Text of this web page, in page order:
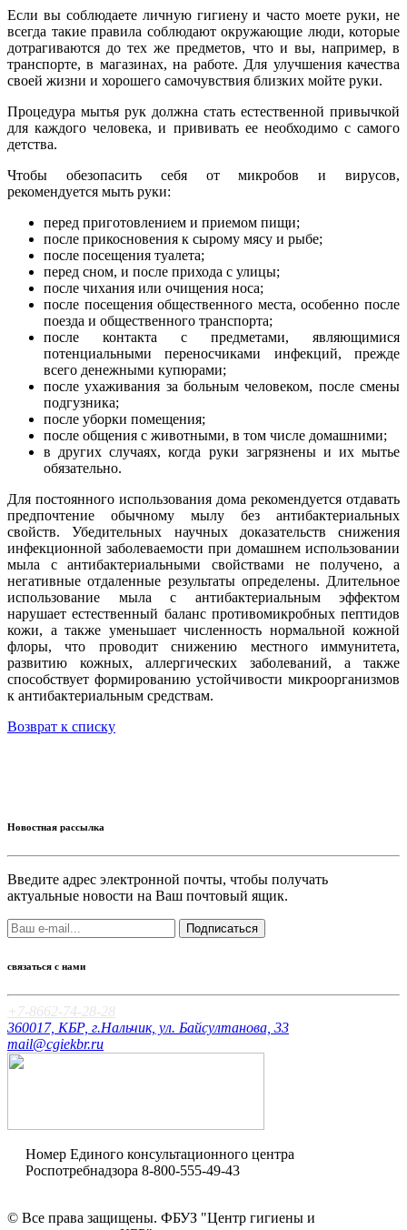
Если вы соблюдаете личную гигиену и часто моете руки, не
всегда такие правила соблюдают окружающие люди, которые
дотрагиваются до тех же предметов, что и вы, например, в
транспорте, в магазинах, на работе. Для улучшения качества
своей жизни и хорошего самочувствия близких мойте руки.
Процедура мытья рук должна стать естественной привычкой
для каждого человека, и прививать ее необходимо с самого
детства.
Чтобы обезопасить себя от микробов и вирусов,
рекомендуется мыть руки:
перед приготовлением и приемом пищи;
после прикосновения к сырому мясу и рыбе;
после посещения туалета;
перед сном, и после прихода с улицы;
после чихания или очищения носа;
после посещения общественного места, особенно после
поезда и общественного транспорта;
после контакта с предметами, являющимися
потенциальными переносчиками инфекций, прежде
всего денежными купюрами;
после ухаживания за больным человеком, после смены
подгузника;
после уборки помещения;
после общения с животными, в том числе домашними;
в других случаях, когда руки загрязнены и их мытье
обязательно.
Для постоянного использования дома рекомендуется отдавать
предпочтение обычному мылу без антибактериальных
свойств. Убедительных научных доказательств снижения
инфекционной заболеваемости при домашнем использовании
мыла с антибактериальными свойствами не получено, а
негативные отдаленные результаты определены. Длительное
использование мыла с антибактериальным эффектом
нарушает естественный баланс противомикробных пептидов
кожи, а также уменьшает численность нормальной кожной
флоры, что проводит снижению местного иммунитета,
развитию кожных, аллергических заболеваний, а также
способствует формированию устойчивости микроорганизмов
к антибактериальным средствам.
Возврат к списку
Новостная рассылка
Введите адрес электронной почты, чтобы получать
актуальные новости на Ваш почтовый ящик.
Подписаться
связаться с нами
+7-8662-74-28-28
360017, КБР, г.Нальчик, ул. Байсултанова, 33
mail@cgiekbr.ru
Номер Единого консультационного центра
Роспотребнадзора 8-800-555-49-43
© Все права защищены. ФБУЗ "Центр гигиены и